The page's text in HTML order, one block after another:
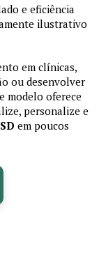
e eficiência
ilustrativo
em clínicas,
ou desenvolver
modelo oferece
personalize e
em poucos